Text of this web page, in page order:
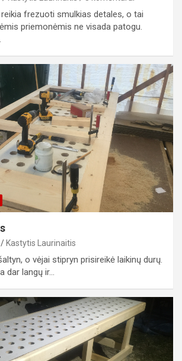
frezuoti smulkias detales, o tai
priemonėmis ne visada patogu.
Kastytis Laurinaitis
o vėjai stipryn prisireikė laikinų durų.
dar langų ir…